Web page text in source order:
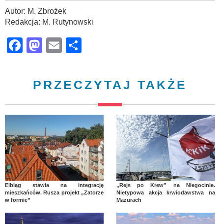
Autor: M. Zbrożek
Redakcja: M. Rutynowski
Facebook
Mastodon
Email
PRZECZYTAJ TAKŻE
Elbląg stawia na integrację
mieszkańców. Rusza projekt „Zatorze
w formie”
„Rejs po Krew” na Niegocinie.
Nietypowa akcja krwiodawstwa na
Mazurach